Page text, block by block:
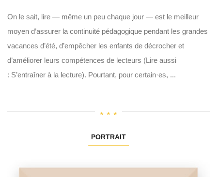
On le sait, lire — même un peu chaque jour — est le meilleur
moyen d’assurer la continuité pédagogique pendant les grandes
vacances d’été, d’empêcher les enfants de décrocher et
d’améliorer leurs compétences de lecteurs (Lire aussi
: S’entraîner à la lecture). Pourtant, pour certain·es, ...
PORTRAIT